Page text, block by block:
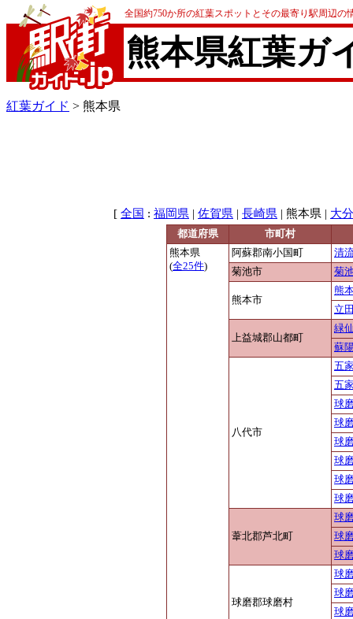
全国約750か所の紅葉スポットとその最寄り駅周辺の
熊本県紅葉ガ
紅葉ガイド > 熊本県
[ 全国 : 福岡県 | 佐賀県 | 長崎県 | 熊本県 | 大
都道府県
市町村
熊本県
(全25件)
阿蘇郡南小国町
清
菊池市
菊
熊本市
熊
立
上益城郡山都町
緑
蘇
八代市
五
五
球
球
球
球
球
球
葦北郡芦北町
球
球
球
球磨郡球磨村
球
球
球